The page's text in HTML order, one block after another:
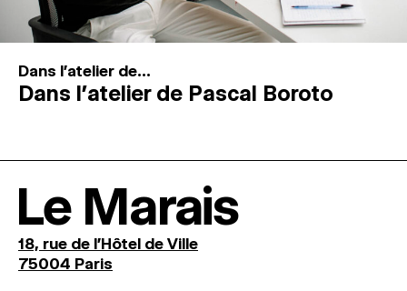
Dans l'atelier de...
Dans l’atelier de Pascal Boroto
Le Marais
18, rue de l'Hôtel de Ville
75004 Paris